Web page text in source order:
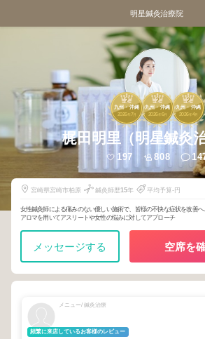
明星鍼灸治療院
2
九州・沖縄
2026年 7月
2
九州・沖縄
2026年 6月
2
九州・沖縄
2026年 4月
梶田明里（明星鍼灸
197 808
宮崎県宮崎市柏原 鍼灸師歴15年 平均予算-円
女性鍼灸師による痛みのない優しい施術で、皆様の不快な症状を改善
アロマを用いてアスリートや女性の悩みに対してアプローチ
メッセージする 空席を
メニュー/ 鍼灸治療
頻繁に来店しているお客様のレビュー